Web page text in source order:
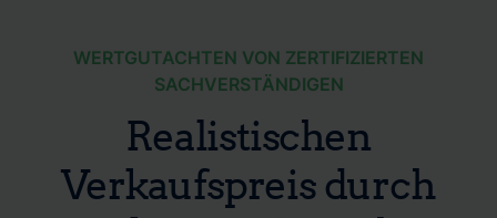
WERTGUTACHTEN VON ZERTIFIZIERTEN
SACHVERSTÄNDIGEN
Realistischen
Verkaufspreis durch